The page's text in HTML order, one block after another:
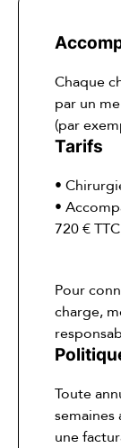
Chaque
par un
(par
Tarifs
•
•
720 €
Pour
charge,
Toute
une